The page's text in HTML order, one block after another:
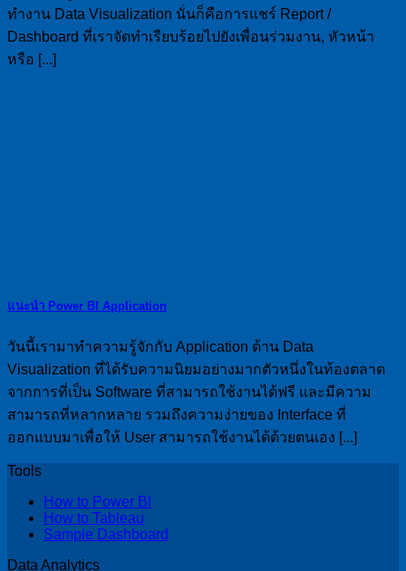
ทำงาน Data Visualization นั่นก็คือการแชร์ Report /
Dashboard ที่เราจัดทำเรียบร้อยไปยังเพื่อนร่วมงาน, หัวหน้า
หรือ [...]
แนะนำ Power BI Application
วันนี้เรามาทำความรู้จักกับ Application ด้าน Data
Visualization ที่ได้รับความนิยมอย่างมากตัวหนึ่งในท้องตลาด
จากการที่เป็น Software ที่สามารถใช้งานได้ฟรี และมีความ
สามารถที่หลากหลาย รวมถึงความง่ายของ Interface ที่
ออกแบบมาเพื่อให้ User สามารถใช้งานได้ด้วยตนเอง [...]
Tools
How to Power BI
How to Tableau
Sample Dashboard
Data Analytics